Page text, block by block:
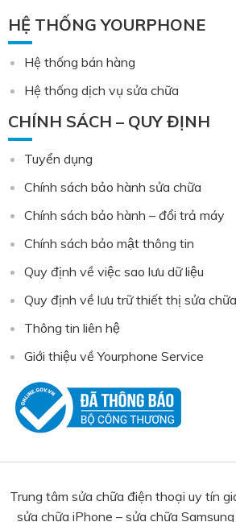
HỆ THỐNG YOURPHONE
Hệ thống bán hàng
Hệ thống dịch vụ sửa chữa
CHÍNH SÁCH – QUY ĐỊNH
Tuyển dụng
Chính sách bảo hành sửa chữa
Chính sách bảo hành – đổi trả máy
Chính sách bảo mật thông tin
Quy định về việc sao lưu dữ liệu
Quy định về lưu trữ thiết thị sửa chữa
Thông tin liên hệ
Giới thiệu về Yourphone Service
Trung tâm sửa chữa điện thoại uy tín
sửa chữa iPhone – sửa chữa